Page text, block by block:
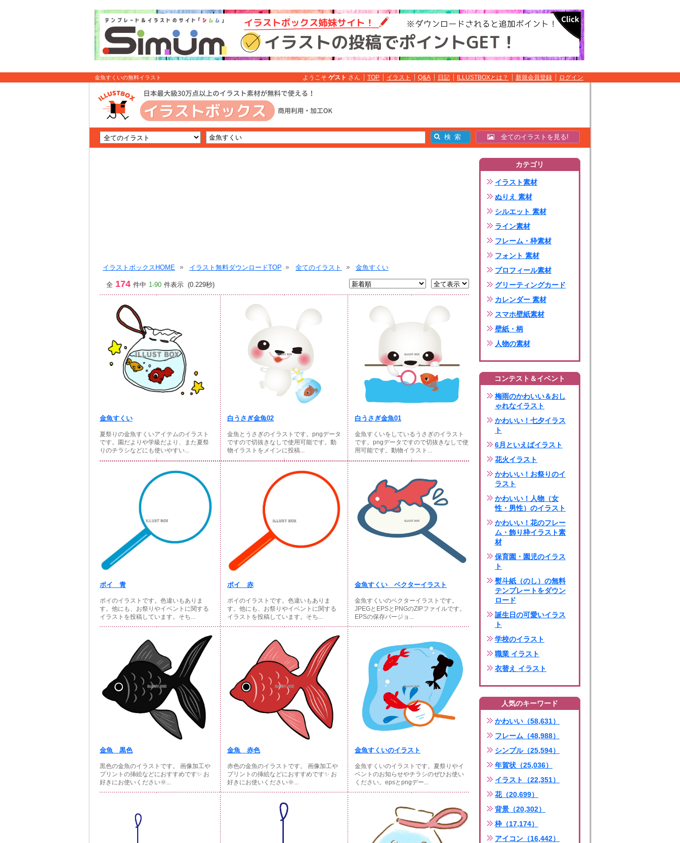
金魚すくいの無料イラスト ようこそ ゲスト さん TOP イラスト Q&A 日記 ILLUSTBOXとは？ 新規会員登録 ログイン
全てのイラストを見る!
イラストボックスHOME イラスト無料ダウンロードTOP 全てのイラスト 金魚すくい
全 174 件中 1-90 件表示 (0.229秒)
金魚すくい
夏祭りの金魚すくいアイテムのイラスト
です。園だよりや学級だより、また夏祭
りのチラシなどにも使いやすい...
白うさぎ金魚02
金魚とうさぎのイラストです。pngデータ
ですので切抜きなしで使用可能です。動
物イラストをメインに投稿...
白うさぎ金魚01
金魚すくいをしているうさぎのイラスト
です。pngデータですので切抜きなしで使
用可能です。動物イラスト...
ポイ 青
ポイのイラストです。色違いもありま
す。他にも、お祭りやイベントに関する
イラストを投稿しています。そち...
ポイ 赤
ポイのイラストです。色違いもありま
す。他にも、お祭りやイベントに関する
イラストを投稿しています。そち...
金魚すくい ベクターイラスト
金魚すくいのベクターイラストです。
JPEGとEPSとPNGのZIPファイルです。
EPSの保存バージョ...
金魚 黒色
黒色の金魚のイラストです。 画像加工や
プリントの挿絵などにおすすめです✨ お
好きにお使いください🌞...
金魚 赤色
赤色の金魚のイラストです。 画像加工や
プリントの挿絵などにおすすめです✨ お
好きにお使いください🌞...
金魚すくいのイラスト
金魚すくいのイラストです。夏祭りやイ
ベントのお知らせやチラシのぜひお使い
ください。epsとpngデー...
カテゴリ
イラスト素材
ぬりえ 素材
シルエット 素材
ライン素材
フレーム・枠素材
フォント 素材
プロフィール素材
グリーティングカード
カレンダー 素材
スマホ壁紙素材
壁紙・柄
人物の素材
コンテスト＆イベント
梅雨のかわいい＆おし
ゃれなイラスト
かわいい！七夕イラス
ト
6月といえばイラスト
花火イラスト
かわいい！お祭りのイ
ラスト
かわいい！人物（女
性・男性）のイラスト
かわいい！花のフレー
ム・飾り枠イラスト素
材
保育園・園児のイラス
ト
熨斗紙（のし）の無料
テンプレートをダウン
ロード
誕生日の可愛いイラス
ト
学校のイラスト
職業 イラスト
衣替え イラスト
人気のキーワード
かわいい（58,631）
フレーム（48,988）
シンプル（25,594）
年賀状（25,036）
イラスト（22,351）
花（20,699）
背景（20,302）
枠（17,174）
アイコン（16,442）